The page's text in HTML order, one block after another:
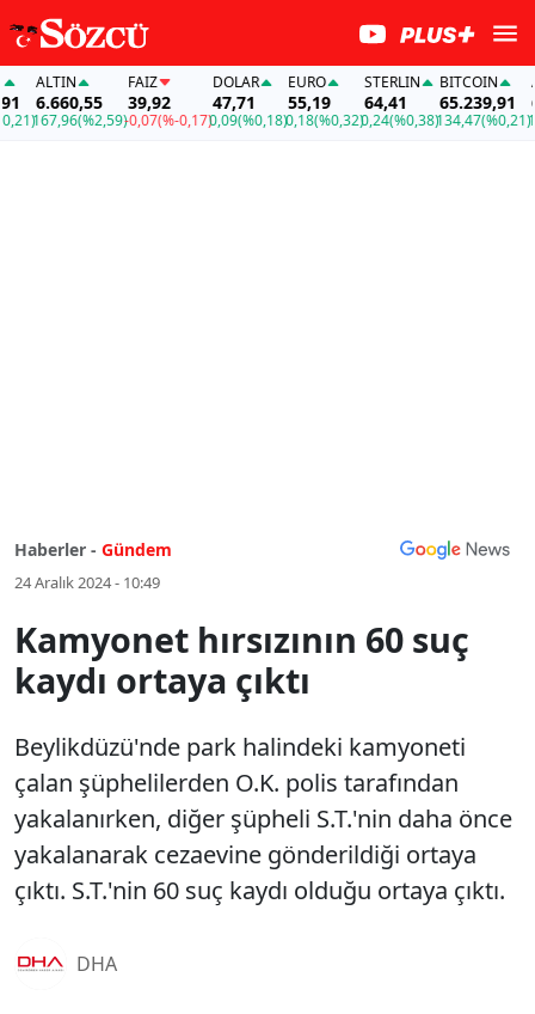
ALTIN
6.660,55
167,96(%2,59)
FAİZ
39,92
-0,07(%-0,17)
DOLAR
47,71
0,09(%0,18)
EURO
55,19
0,18(%0,32)
STERLIN
64,41
0,24(%0,38)
BITCOIN
65.239,91
134,47(%0,21)
Haberler - Gündem
24 Aralık 2024 - 10:49
Kamyonet hırsızının 60 suç
kaydı ortaya çıktı
Beylikdüzü'nde park halindeki kamyoneti
çalan şüphelilerden O.K. polis tarafından
yakalanırken, diğer şüpheli S.T.'nin daha önce
yakalanarak cezaevine gönderildiği ortaya
çıktı. S.T.'nin 60 suç kaydı olduğu ortaya çıktı.
DHA